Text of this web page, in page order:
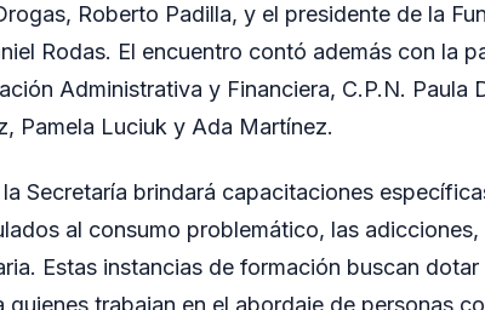
Roberto Padilla, y el presidente de la
Rodas. El encuentro contó además con la
Administrativa y Financiera, C.P.N. Paula
Pamela Luciuk y Ada Martínez.
Secretaría brindará capacitaciones
al consumo problemático, las
Estas instancias de formación buscan dotar
trabajan en el abordaje de personas